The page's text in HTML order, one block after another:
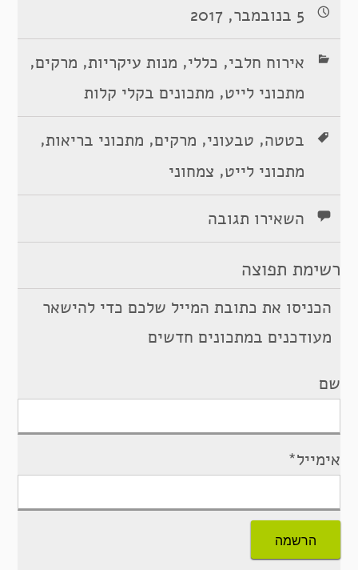
5 בנובמבר, 2017
אירוח חלבי, כללי, מנות עיקריות, מרקים,
מתכוני לייט, מתכונים בקלי קלות
בטטה, טבעוני, מרקים, מתכוני בריאות,
מתכוני לייט, צמחוני
השאירו תגובה
רשימת תפוצה
הכניסו את כתובת המייל שלכם כדי להישאר
מעודכנים במתכונים חדשים
שם
אימייל*